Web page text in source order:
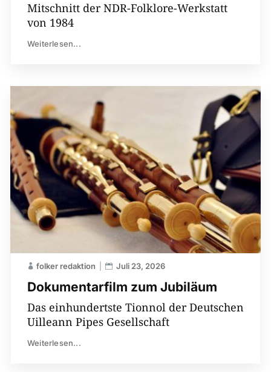
Mitschnitt der NDR-Folklore-Werkstatt
von 1984
Weiterlesen...
Dokumentarfilm zum Jubiläum
folker redaktion Juli 23, 2026
Das einhundertste Tionnol der Deutschen
Uilleann Pipes Gesellschaft
Weiterlesen...